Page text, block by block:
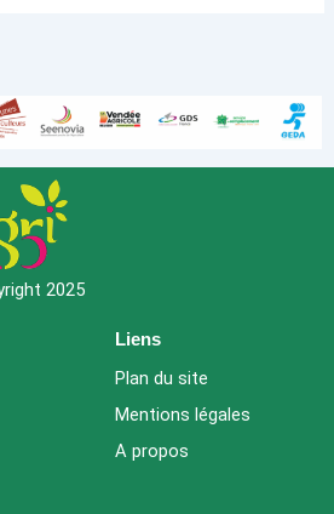
2025
Liens
Plan du site
Mentions légales
A propos